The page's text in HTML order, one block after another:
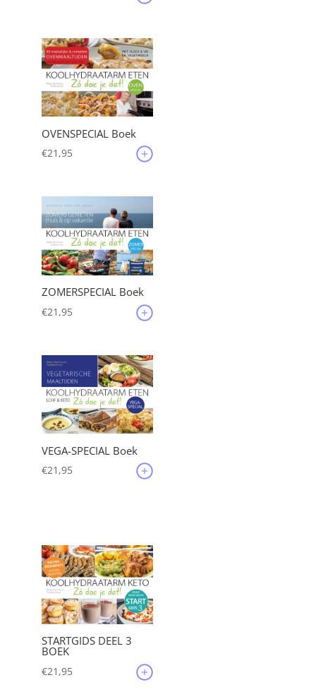
OVENSPECIAL Boek
€21,95
ZOMERSPECIAL Boek
€21,95
VEGA-SPECIAL Boek
€21,95
STARTGIDS DEEL 3
BOEK
€21,95